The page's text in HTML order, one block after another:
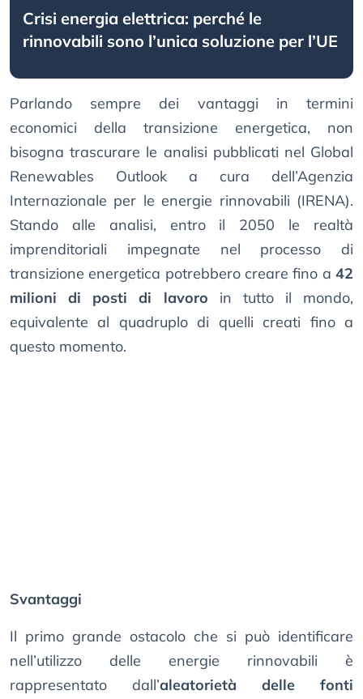
Crisi energia elettrica: perché le
rinnovabili sono l’unica soluzione per l’UE
Parlando sempre dei vantaggi in termini
economici della transizione energetica, non
bisogna trascurare le analisi pubblicati nel Global
Renewables Outlook a cura dell’Agenzia
Internazionale per le energie rinnovabili (IRENA).
Stando alle analisi, entro il 2050 le realtà
imprenditoriali impegnate nel processo di
transizione energetica potrebbero creare fino a 42
milioni di posti di lavoro in tutto il mondo,
equivalente al quadruplo di quelli creati fino a
questo momento.
Svantaggi
Il primo grande ostacolo che si può identificare
nell’utilizzo delle energie rinnovabili è
rappresentato dall’aleatorietà delle fonti